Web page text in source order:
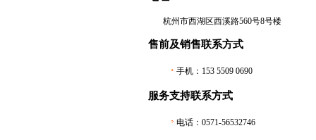
杭州市西湖区西溪路560号8号楼
售前及销售联系方式
手机：153 5509 0690
服务支持联系方式
电话：0571-56532746